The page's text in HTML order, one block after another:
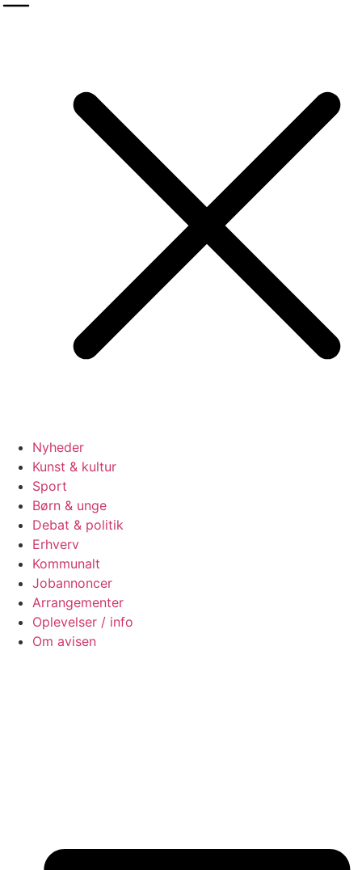
Nyheder
Kunst & kultur
Sport
Børn & unge
Debat & politik
Erhverv
Kommunalt
Jobannoncer
Arrangementer
Oplevelser / info
Om avisen